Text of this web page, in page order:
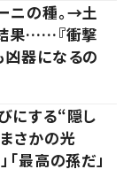
ニの種。→土
果……『衝撃
凶器になるの
にする“隠し
さかの光
最高の孫だ」